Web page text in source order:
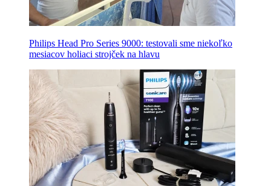
Philips Head Pro Series 9000: testovali sme niekoľko
mesiacov holiaci strojček na hlavu